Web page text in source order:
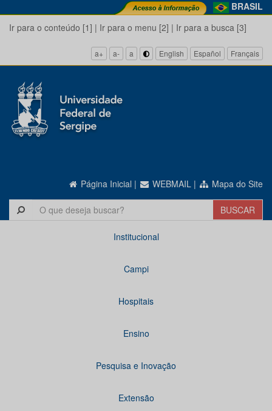
BRASIL
Ir para o conteúdo [1] | Ir para o menu [2] | Ir para a busca [3]
a+ a- a English Español Français
Página Inicial | WEBMAIL | Mapa do Site
Institucional
Campi
Hospitais
Ensino
Pesquisa e Inovação
Extensão